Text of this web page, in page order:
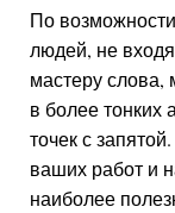
По
людей, не
мастеру слова,
в более тонких
точек с
ваших работ и
наиболее